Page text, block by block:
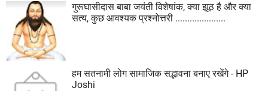
गुरूघासीदास बाबा जयंती विशेषांक, क्या झूठ है और क्या
सत्य, कुछ आवश्यक प्रश्नोत्तरी .....................
हम सतनामी लोग सामाजिक सद्भावना बनाए रखेंगे - HP
Joshi